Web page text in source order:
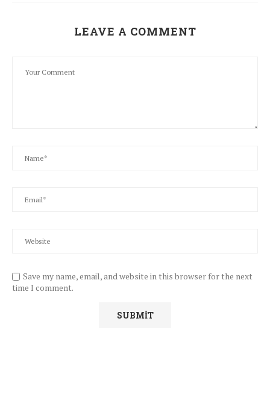
LEAVE A COMMENT
Save my name, email, and website in this browser for the next
time I comment.